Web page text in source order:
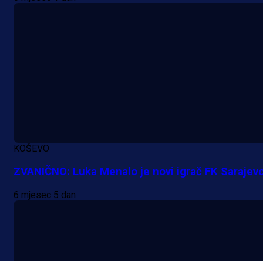
KOŠEVO
ZVANIČNO: Luka Menalo je novi igrač FK
6 mjesec 5 dan